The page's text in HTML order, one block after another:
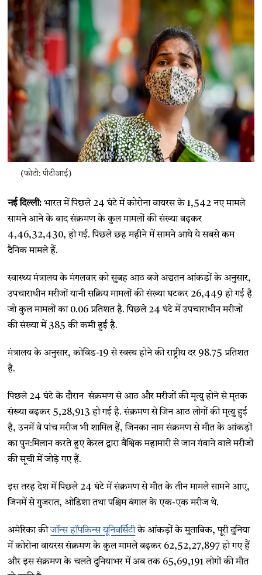
(फोटो: पीटीआई)
नई दिल्ली: भारत में पिछले 24 घंटे में कोरोना वायरस के 1,542 नए मामले
सामने आने के बाद संक्रमण के कुल मामलों की संख्या बढ़कर
4,46,32,430, हो गई. पिछले छह महीने में सामने आये ये सबसे कम
दैनिक मामले हैं.
स्वास्थ्य मंत्रालय के मंगलवार को सुबह आठ बजे अद्यतन आंकडों के अनुसार,
उपचाराधीन मरीजों यानी सक्रिय मामलों की संख्या घटकर 26,449 हो गई है
जो कुल मामलों का 0.06 प्रतिशत है. पिछले 24 घंटे में उपचाराधीन मरीजों
की संख्या में 385 की कमी हुई है.
मंत्रालय के अनुसार, कोविड-19 से स्वस्थ होने की राष्ट्रीय दर 98.75 प्रतिशत
है.
पिछले 24 घंटे के दौरान संक्रमण से आठ और मरीजों की मृत्यु होने से मृतक
संख्या बढ़कर 5,28,913 हो गई है. संक्रमण से जिन आठ लोगों की मृत्यु हुई
है, उनमें वे पांच मरीज भी शामिल हैं, जिनका नाम संक्रमण से मौत के आंकड़ों
का पुन:मिलान करते हुए केरल द्वारा वैश्विक महामारी से जान गंवाने वाले मरीजों
की सूची में जोड़े गए हैं.
इस तरह देश में पिछले 24 घंटे में संक्रमण से मौत के तीन मामले सामने आए,
जिनमें से गुजरात, ओडिशा तथा पश्चिम बंगाल के एक-एक मरीज थे.
अमेरिका कीजॉन्स हॉपकिन्स यूनिवर्सिटीके आंकड़ों के मुताबिक, पूरी दुनिया
में कोरोना वायरस संक्रमण के कुल मामले बढ़कर 62,52,27,897 हो गए हैं
और इस संक्रमण के चलते दुनियाभर में अब तक 65,69,191 लोगों की मौत